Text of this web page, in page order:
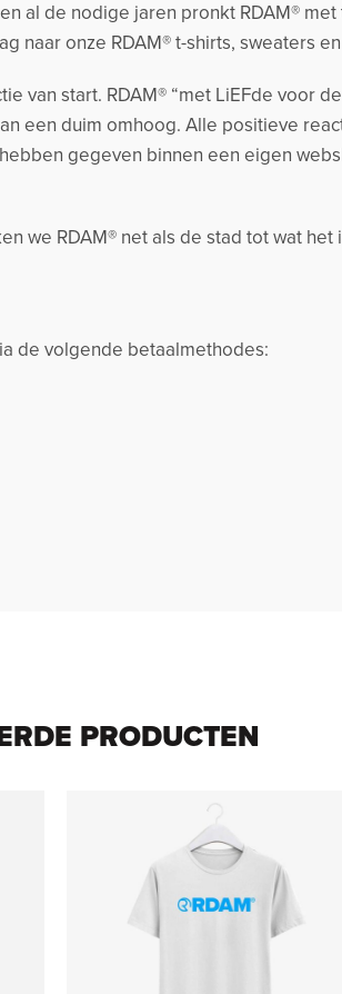
al de nodige jaren pronkt RDAM®
naar onze RDAM® t-shirts, sweaters
van start. RDAM® “met LiEFde voor
een duim omhoog. Alle positieve
gegeven binnen een eigen
we RDAM® net als de stad tot wat
de volgende betaalmethodes:
PRODUCTEN